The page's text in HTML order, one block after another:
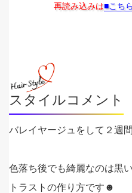
再読み込みは■こち
スタイルコメント
バレイヤージュをして２週
色落ち後でも綺麗なのは黒
トラストの作り方です☻